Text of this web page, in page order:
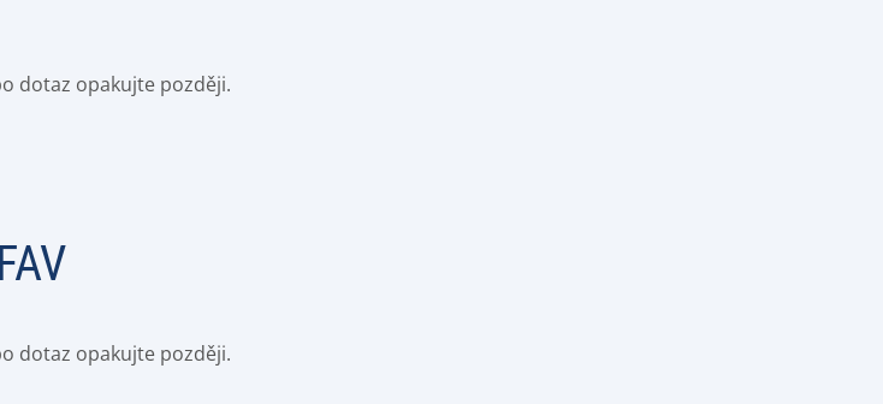
dotaz opakujte později.
dotaz opakujte později.